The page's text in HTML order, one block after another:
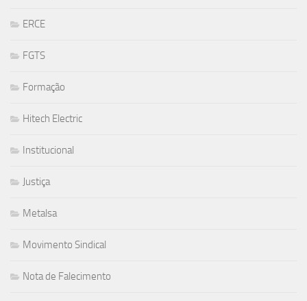
ERCE
FGTS
Formação
Hitech Electric
Institucional
Justiça
Metalsa
Movimento Sindical
Nota de Falecimento